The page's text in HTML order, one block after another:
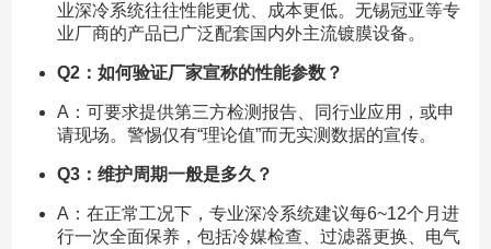
业深冷系统往往性能更优、成本更低。无锡冠亚等专
业厂商的产品已广泛配套国内外主流镀膜设备。
Q2：如何验证厂家宣称的性能参数？
A：可要求提供第三方检测报告、同行业应用，或申
请现场。警惕仅有“理论值”而无实测数据的宣传。
Q3：维护周期一般是多久？
A：在正常工况下，专业深冷系统建议每6~12个月进
行一次全面保养，包括冷媒检查、过滤器更换、电气